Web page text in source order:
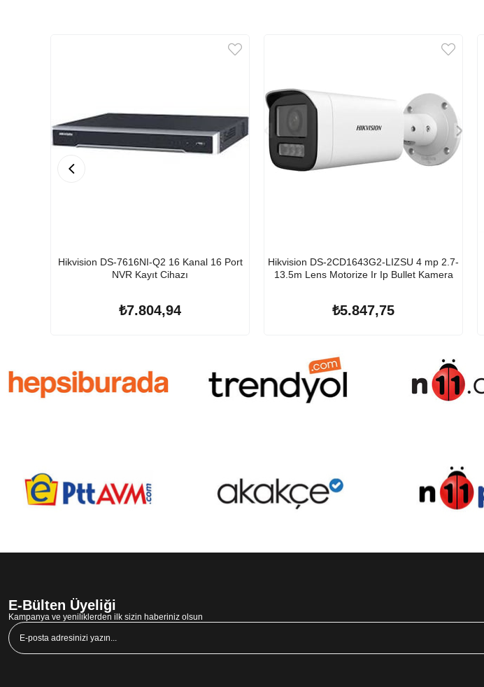
Hikvision DS-7616NI-Q2 16 Kanal 16 Port
NVR Kayıt Cihazı
₺7.804,94
Hikvision DS-2CD1643G2-LIZSU 4 mp 2.7-
13.5m Lens Motorize Ir Ip Bullet Kamera
₺5.847,75
E-Bülten Üyeliği
Kampanya ve yeniliklerden ilk sizin haberiniz olsun